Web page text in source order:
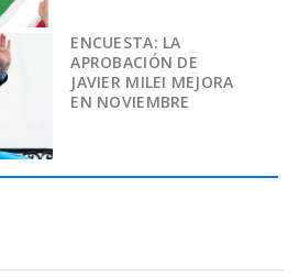
ENCUESTA: LA
APROBACIÓN DE
JAVIER MILEI MEJORA
EN NOVIEMBRE